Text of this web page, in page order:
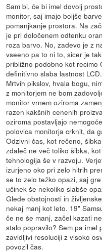
Sam bi, če bi imel dovolj
monitor, saj imajo boljše
pomanjkanje prostora. Na
je pri določenem odtenku
roza barvo. No, zadevo je z
vseeno pa to ni to, sicer je
približno podobno kot recimo
definitivno slaba lastnost LCD.
Mrtvih pikslov, hvala bogu,
z monitorjem ne bom
monitor vrnem oziroma
razen kakšnih cenenih
oziroma postavljajo
polovica monitorja crknit, da
Odzivni čas, kot rečeno,
zdaleč ne več toliko šibka,
tehnologija še v razvoju.
izurjeno oko pri zelo hitrih
se to zelo težko opazi, saj
učinek še nekoliko slabše
Glede obstojnosti in
nekaj manj kot leto. 19"
če ne še manj, začel kazati
stalo popravilo? Sem pa imel
zavidljivi resoluciji z visoko
povozil čas.